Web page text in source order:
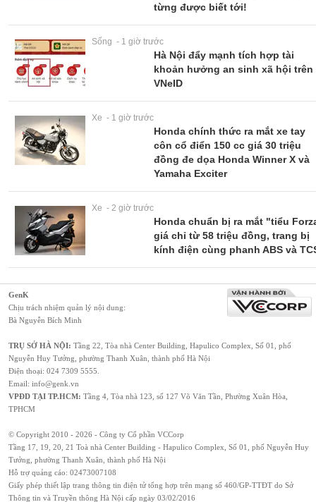
từng được biết tới!
Sống - 1 giờ trước
Hà Nội đẩy mạnh tích hợp tài
khoản hưởng an sinh xã hội trên
VNeID
Xe - 1 giờ trước
Honda chính thức ra mắt xe tay
côn cổ điển 150 cc giá 30 triệu
đồng đe dọa Honda Winner X và
Yamaha Exciter
Xe - 2 giờ trước
Honda chuẩn bị ra mắt "tiểu
giá chỉ từ 58 triệu đồng, trang bị
kính điện cùng phanh ABS và
GenK
Chịu trách nhiệm quản lý nội dung:
Bà Nguyễn Bích Minh
TRỤ SỞ HÀ NỘI: Tầng 22, Tòa nhà Center Building, Hapulico Complex, Số 01, phố
Nguyễn Huy Tưởng, phường Thanh Xuân, thành phố Hà Nội
Điện thoại: 024 7309 5555
Email: info@genk.vn
VPĐD TẠI TP.HCM: Tầng 4, Tòa nhà 123, số 127 Võ Văn Tần, Phường Xuân Hòa,
TPHCM
© Copyright 2010 - 2026 - Công ty Cổ phần VCCorp
Tầng 17, 19, 20, 21 Toà nhà Center Building - Hapulico Complex, Số 01, phố Nguyễn Huy
Tưởng, phường Thanh Xuân, thành phố Hà Nội
Hỗ trợ quảng cáo: 02473007108
Giấy phép thiết lập trang thông tin điện tử tổng hợp trên mạng số 460/GP-TTĐT do Sở
Thông tin và Truyền thông Hà Nội cấp ngày 03/02/2016